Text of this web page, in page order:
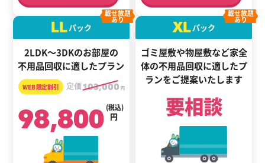
LLパック
2LDK～3DKのお部屋の
不用品回収に適したプラン
載せ放題
あり
定価103,000 円
98,800 円
(税込)
XLパック
ゴミ屋敷や物屋敷など家全
体の不用品回収に適したプ
ランをご提案いたします
載せ放題
あり
要相談